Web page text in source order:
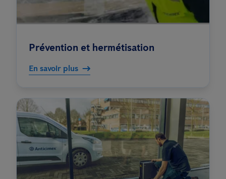
Prévention et hermétisation
En savoir plus